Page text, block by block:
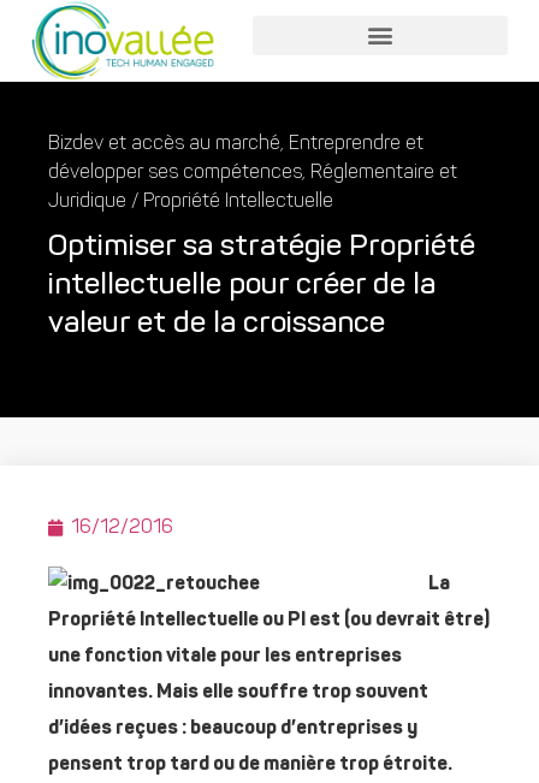
Bizdev et accès au marché, Entreprendre et
développer ses compétences, Réglementaire et
Juridique / Propriété Intellectuelle
Optimiser sa stratégie Propriété
intellectuelle pour créer de la
valeur et de la croissance
16/12/2016
La
Propriété Intellectuelle ou PI est (ou devrait être)
une fonction vitale pour les entreprises
innovantes. Mais elle souffre trop souvent
d’idées reçues : beaucoup d’entreprises y
pensent trop tard ou de manière trop étroite.